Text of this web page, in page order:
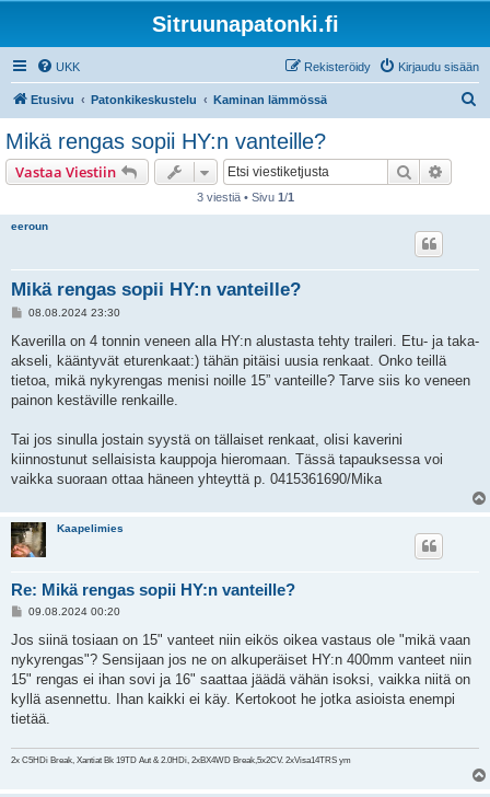
Sitruunapatonki.fi
UKK Kirjaudu sisään
Rekisteröidy
Etusivu Patonkikeskustelu Kaminan lämmössä
Mikä rengas sopii HY:n vanteille?
Vastaa Viestiin Etsi
3 viestiä • Sivu 1/1
eeroun
Mikä rengas sopii HY:n vanteille?
V
e
t
i
08.08.2024 23:30
Kaverilla on 4 tonnin veneen alla HY:n alustasta tehty traileri. Etu- ja taka-
akseli, kääntyvät eturenkaat:) tähän pitäisi uusia renkaat. Onko teillä
tietoa, mikä nykyrengas menisi noille 15” vanteille? Tarve siis ko veneen
painon kestäville renkaille.
Tai jos sinulla jostain syystä on tällaiset renkaat, olisi kaverini
kiinnostunut sellaisista kauppoja hieromaan. Tässä tapauksessa voi
vaikka suoraan ottaa häneen yhteyttä p. 0415361690/Mika
Kaapelimies
Re: Mikä rengas sopii HY:n vanteille?
V
e
t
i
09.08.2024 00:20
Jos siinä tosiaan on 15" vanteet niin eikös oikea vastaus ole "mikä vaan
nykyrengas"? Sensijaan jos ne on alkuperäiset HY:n 400mm vanteet niin
15" rengas ei ihan sovi ja 16" saattaa jäädä vähän isoksi, vaikka niitä on
kyllä asennettu. Ihan kaikki ei käy. Kertokoot he jotka asioista enempi
tietää.
2x C5HDi Break, Xantiat Bk 19TD Aut & 2.0HDi, 2xBX4WD Break,5x2CV. 2xVisa14TRS ym